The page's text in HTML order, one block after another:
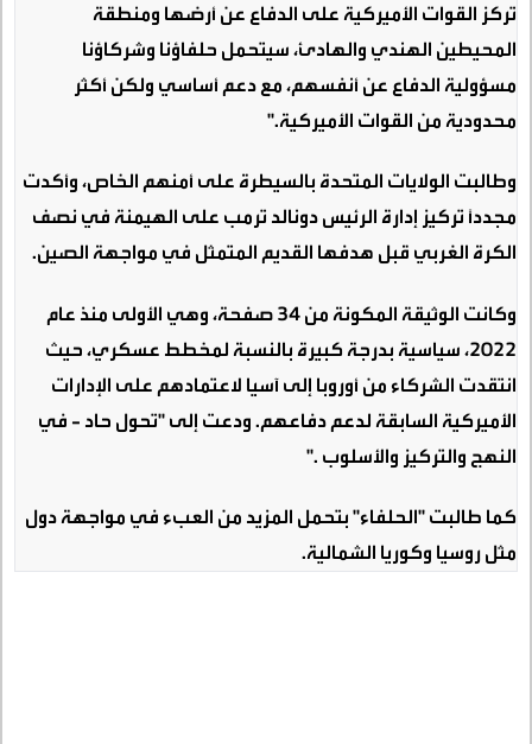
تركز القوات الأميركية على الدفاع عن أرضها ومنطقة
المحيطين الهندي والهادئ، سيتحمل حلفاؤنا وشركاؤنا
مسؤولية الدفاع عن أنفسهم، مع دعم أساسي ولكن أكثر
محدودية من القوات الأميركية".
وطالبت الولايات المتحدة بالسيطرة على أمنهم الخاص، وأكدت
مجدداً تركيز إدارة الرئيس دونالد ترمب على الهيمنة في نصف
الكرة الغربي قبل هدفها القديم المتمثل في مواجهة الصين.
وكانت الوثيقة المكونة من 34 صفحة، وهي الأولى منذ عام
2022، سياسية بدرجة كبيرة بالنسبة لمخطط عسكري، حيث
انتقدت الشركاء من أوروبا إلى آسيا لاعتمادهم على الإدارات
الأميركية السابقة لدعم دفاعهم. ودعت إلى "تحول حاد - في
النهج والتركيز والأسلوب ".
كما طالبت "الحلفاء" بتحمل المزيد من العبء في مواجهة دول
مثل روسيا وكوريا الشمالية.